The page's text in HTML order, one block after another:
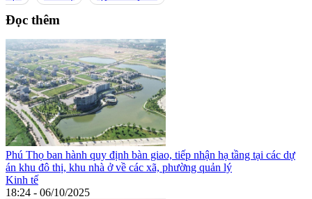
Đọc thêm
Phú Thọ ban hành quy định bàn giao, tiếp nhận hạ tầng tại các dự
án khu đô thị, khu nhà ở về các xã, phường quản lý
Kinh tế
18:24 - 06/10/2025